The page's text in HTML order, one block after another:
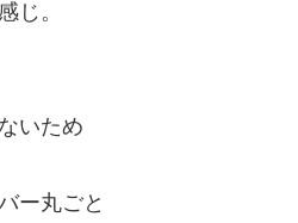
じ。
いため
ー丸ごと